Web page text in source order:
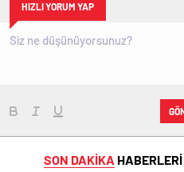
HIZLI YORUM YAP
SON DAKİKA HABERLERİ